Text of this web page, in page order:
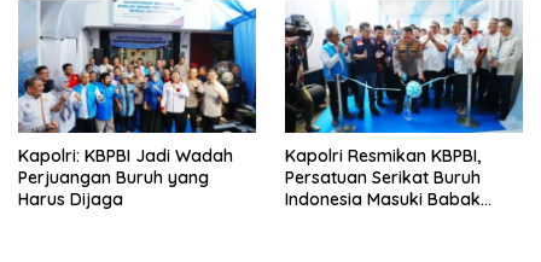
Kapolri: KBPBI Jadi Wadah
Perjuangan Buruh yang
Harus Dijaga
Kapolri Resmikan KBPBI,
Persatuan Serikat Buruh
Indonesia Masuki Babak